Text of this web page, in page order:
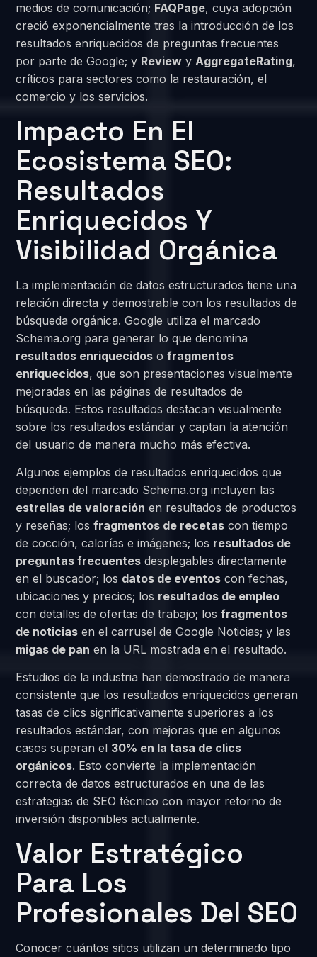
medios de comunicación; FAQPage, cuya adopción
creció exponencialmente tras la introducción de los
resultados enriquecidos de preguntas frecuentes
por parte de Google; y Review yAggregateRating,
críticos para sectores como la restauración, el
comercio y los servicios.
Impacto En El
Ecosistema SEO:
Resultados
Enriquecidos Y
Visibilidad Orgánica
La implementación de datos estructurados tiene una
relación directa y demostrable con los resultados de
búsqueda orgánica. Google utiliza el marcado
Schema.org para generar lo que denomina
resultados enriquecidos ofragmentos
enriquecidos, que son presentaciones visualmente
mejoradas en las páginas de resultados de
búsqueda. Estos resultados destacan visualmente
sobre los resultados estándar y captan la atención
del usuario de manera mucho más efectiva.
Algunos ejemplos de resultados enriquecidos que
dependen del marcado Schema.org incluyen las
estrellas de valoración en resultados de productos
y reseñas; losfragmentos de recetas con tiempo
de cocción, calorías e imágenes; los resultados de
preguntas frecuentes desplegables directamente
en el buscador; los datos de eventos con fechas,
ubicaciones y precios; los resultados de empleo
con detalles de ofertas de trabajo; losfragmentos
de noticias en el carrusel de Google Noticias; y las
migas de pan en la URL mostrada en el resultado.
Estudios de la industria han demostrado de manera
consistente que los resultados enriquecidos generan
tasas de clics significativamente superiores a los
resultados estándar, con mejoras que en algunos
casos superan el 30% en la tasa de clics
orgánicos. Esto convierte la implementación
correcta de datos estructurados en una de las
estrategias de SEO técnico con mayor retorno de
inversión disponibles actualmente.
Valor Estratégico
Para Los
Profesionales Del SEO
Conocer cuántos sitios utilizan un determinado tipo